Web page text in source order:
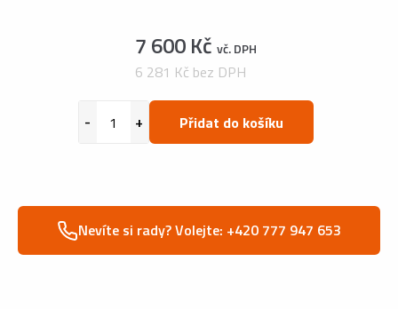
7 600 Kč vč. DPH
6 281 Kč bez DPH
Přidat do košíku
Nevíte si rady? Volejte: +420 777 947 653